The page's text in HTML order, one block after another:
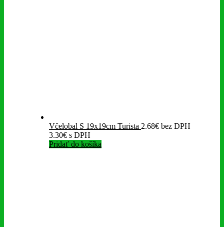
Včelobal S 19x19cm Turista 2.68€ bez DPH
3.30€ s DPH
Pridať do košíka